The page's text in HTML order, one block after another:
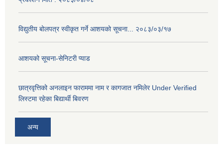
विद्युतीय बोलपत्र स्वीकृत गर्ने आशयको सूचना... २०८३/०३/१७
आशयको सूचना-सेनिटरी प्याड
छात्रवृत्तिको अनलाइन फाराममा नाम र कागजात नमिलेर Under Verified
लिस्टमा रहेका बिद्यार्थी बिवरण
अन्य